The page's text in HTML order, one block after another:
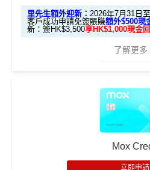
：
ku-
#每1里賞金 ≈ HK$1，可兌換
迎舊優惠：現有恒生卡客戶
全日制大學/大專學生於批卡
$2,000都有迎新優惠！
海外外幣簽賬可享高達6%
限$500 +FUN Dollars！^
基本迎新賺$300 「獎賞錢」
啟動新卡後再成功申請「現
金額達港幣20,000元或以上
加總以上，迎新合共賺高達
：於合資格信用卡
內曾取消任何滙豐個人信用卡基
里先生額外迎新： 2026年7月31日
客戶成功申請免簽賬賺額外$500現
新：簽HK$3,500享HK$1,000現金
了解更多
渣打Smart 卡迎新｜賺
2026年7
Mox
立即申請